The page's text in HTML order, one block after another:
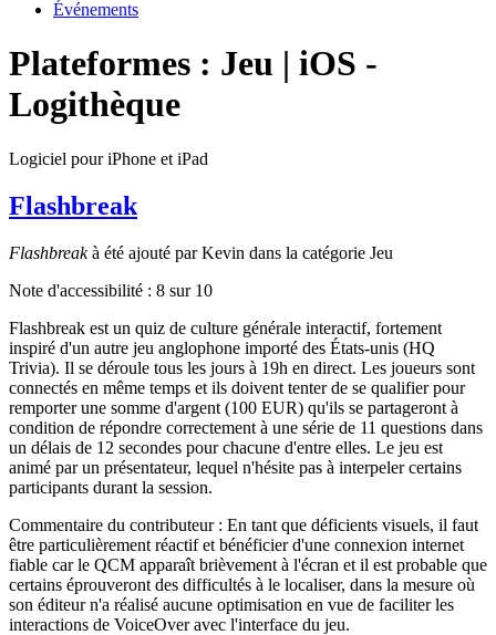
Événements
Plateformes : Jeu | iOS -
Logithèque
Logiciel pour iPhone et iPad
Flashbreak
Flashbreakà été ajouté par Kevin dans la catégorie Jeu
Note d'accessibilité : 8 sur 10
Flashbreak est un quiz de culture générale interactif, fortement
inspiré d'un autre jeu anglophone importé des États-unis (HQ
Trivia). Il se déroule tous les jours à 19h en direct. Les joueurs sont
connectés en même temps et ils doivent tenter de se qualifier pour
remporter une somme d'argent (100 EUR) qu'ils se partageront à
condition de répondre correctement à une série de 11 questions dans
un délais de 12 secondes pour chacune d'entre elles. Le jeu est
animé par un présentateur, lequel n'hésite pas à interpeler certains
participants durant la session.
Commentaire du contributeur : En tant que déficients visuels, il faut
être particulièrement réactif et bénéficier d'une connexion internet
fiable car le QCM apparaît brièvement à l'écran et il est probable que
certains éprouveront des difficultés à le localiser, dans la mesure où
son éditeur n'a réalisé aucune optimisation en vue de faciliter les
interactions de VoiceOver avec l'interface du jeu.